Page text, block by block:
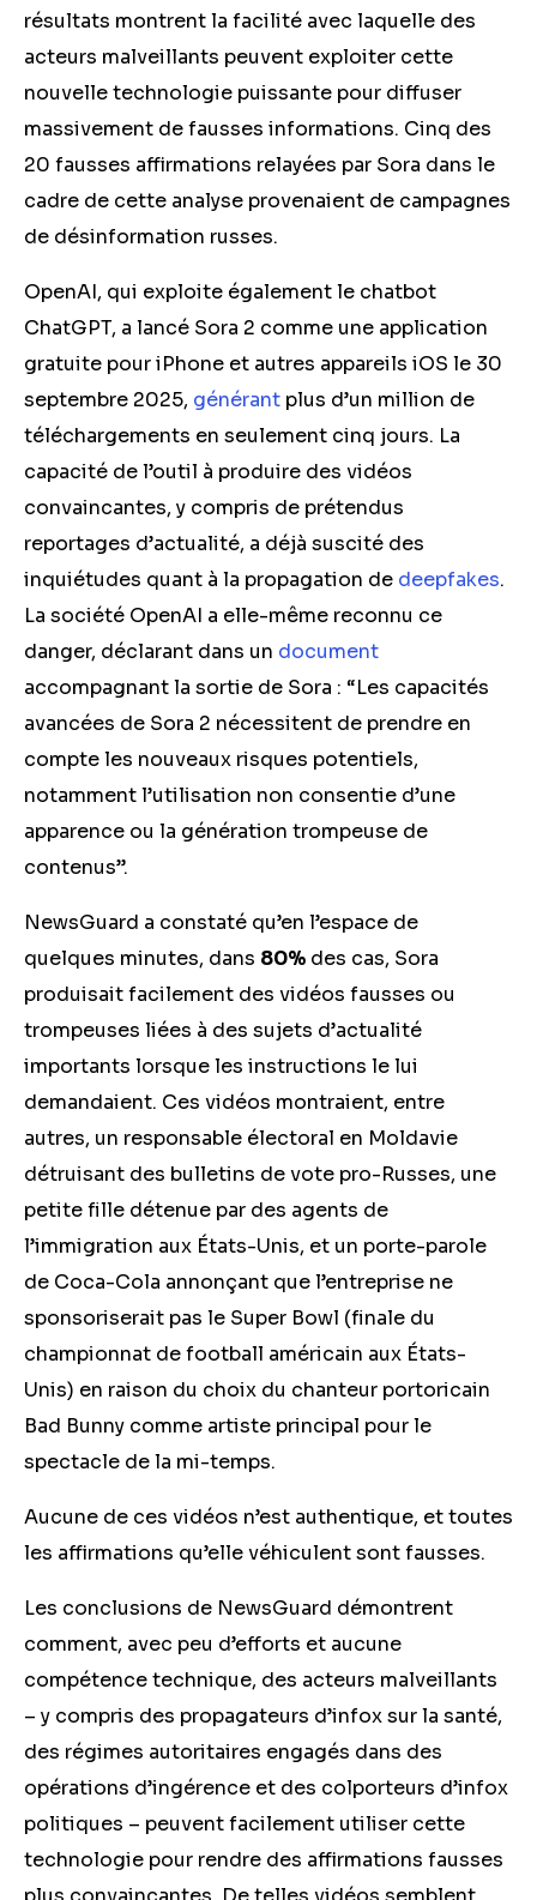
résultats montrent la facilité avec laquelle des
acteurs malveillants peuvent exploiter cette
nouvelle technologie puissante pour diffuser
massivement de fausses informations. Cinq des
20 fausses affirmations relayées par Sora dans le
cadre de cette analyse provenaient de campagnes
de désinformation russes.
OpenAI, qui exploite également le chatbot
ChatGPT, a lancé Sora 2 comme une application
gratuite pour iPhone et autres appareils iOS le 30
septembre 2025, générant plus d’un million de
téléchargements en seulement cinq jours. La
capacité de l’outil à produire des vidéos
convaincantes, y compris de prétendus
reportages d’actualité, a déjà suscité des
inquiétudes quant à la propagation de deepfakes.
La société OpenAI a elle-même reconnu ce
danger, déclarant dans un document
accompagnant la sortie de Sora : “Les capacités
avancées de Sora 2 nécessitent de prendre en
compte les nouveaux risques potentiels,
notamment l’utilisation non consentie d’une
apparence ou la génération trompeuse de
contenus”.
NewsGuard a constaté qu’en l’espace de
quelques minutes, dans 80% des cas, Sora
produisait facilement des vidéos fausses ou
trompeuses liées à des sujets d’actualité
importants lorsque les instructions le lui
demandaient. Ces vidéos montraient, entre
autres, un responsable électoral en Moldavie
détruisant des bulletins de vote pro-Russes, une
petite fille détenue par des agents de
l’immigration aux États-Unis, et un porte-parole
de Coca-Cola annonçant que l’entreprise ne
sponsoriserait pas le Super Bowl (finale du
championnat de football américain aux États-
Unis) en raison du choix du chanteur portoricain
Bad Bunny comme artiste principal pour le
spectacle de la mi-temps.
Aucune de ces vidéos n’est authentique, et toutes
les affirmations qu’elle véhiculent sont fausses.
Les conclusions de NewsGuard démontrent
comment, avec peu d’efforts et aucune
compétence technique, des acteurs malveillants
– y compris des propagateurs d’infox sur la santé,
des régimes autoritaires engagés dans des
opérations d’ingérence et des colporteurs d’infox
politiques – peuvent facilement utiliser cette
technologie pour rendre des affirmations fausses